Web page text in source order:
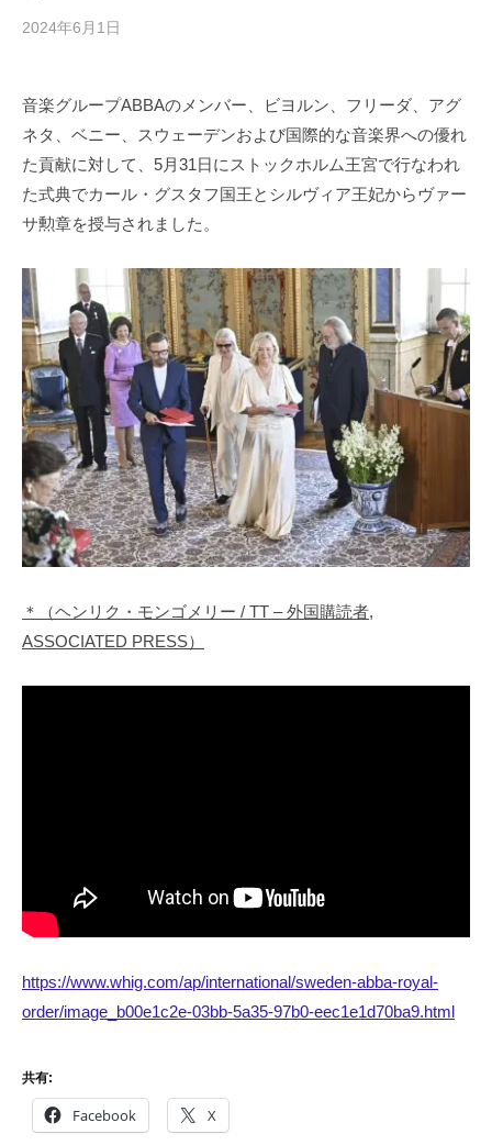
2024年6月1日
i
a
s
y
a
m
a
の
メ
ン
音楽グループABBAのメンバー、ビヨルン、フリーダ、アグ
ネタ、ベニー、スウェーデンおよび国際的な音楽界への優れ
た貢献に対して、5月31日にストックホルム王宮で行なわれ
た式典でカール・グスタフ国王とシルヴィア王妃からヴァー
サ勲章を授与されました。
＊（ヘンリク・モンゴメリー / TT – 外国購読者,
ASSOCIATED PRESS）
https://www.whig.com/ap/international/sweden-abba-royal-
order/image_b00e1c2e-03bb-5a35-97b0-eec1e1d70ba9.html
共有:
Facebook X